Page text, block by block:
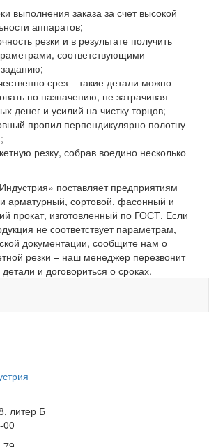
выполнения заказа за счет высокой
аппаратов;
резки и в результате получить
соответствующими
срез – такие детали можно
по назначению, не затрачивая
денег и усилий на чистку торцов;
пропил перпендикулярно полотну
резку, собрав воедино несколько
поставляет предприятиям
арматурный, сортовой, фасонный и
прокат, изготовленный по ГОСТ. Если
не соответствует параметрам,
документации, сообщите нам о
резки – наш менеджер перезвонит
и договориться о сроках.
литер Б
00